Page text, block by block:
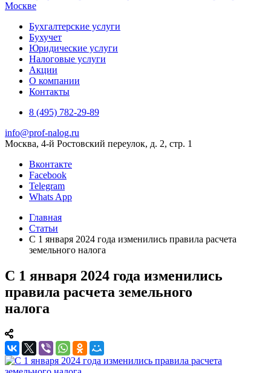
Бухгалтерские услуги
Бухучет
Юридические услуги
Налоговые услуги
Акции
О компании
Контакты
8 (495) 782-29-89
info@prof-nalog.ru
Москва, 4-й Ростовский переулок, д. 2, стр. 1
Вконтакте
Facebook
Telegram
Whats App
Главная
Статьи
С 1 января 2024 года изменились правила расчета
земельного налога
С 1 января 2024 года изменились
правила расчета земельного
налога